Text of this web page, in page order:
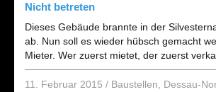
Nicht betreten
Dieses Gebäude brannte in der
ab. Nun soll es wieder hübsch gemacht
Mieter. Wer zuerst mietet, der zuerst
11. Februar 2015 / Baustellen Dessau-